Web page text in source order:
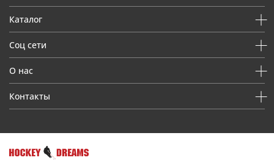
Каталог
Соц сети
О нас
Контакты